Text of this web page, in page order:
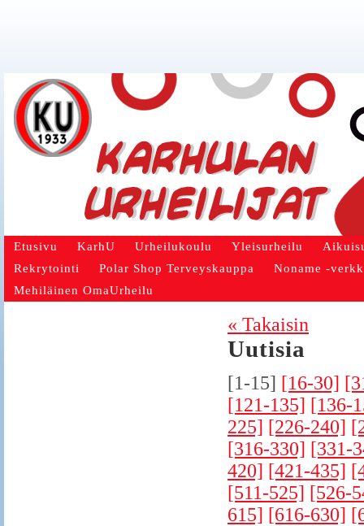
Etusivu KarhU Urheilukoulu Yleisurheilu
Rekrytointi
Polar Shop Terveyskauppa
Noname -
Mehiläinen OmaUrheilu
« Takaisin
Uutisia
[1-15] [16-30]
[121-135] [136-
225] [226-240]
[316-330] [331-
420] [421-435]
[511-525] [526-
615] [616-630]